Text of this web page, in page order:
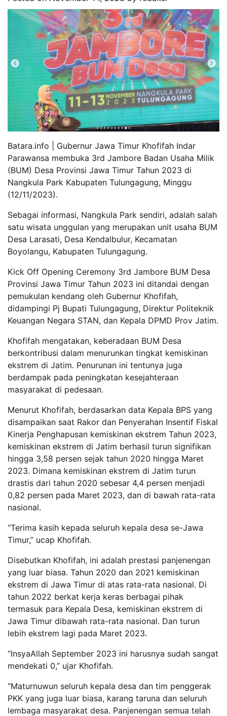
Batara.info | Gubernur Jawa Timur Khofifah Indar
Parawansa membuka 3rd Jambore Badan Usaha Milik
(BUM) Desa Provinsi Jawa Timur Tahun 2023 di
Nangkula Park Kabupaten Tulungagung, Minggu
(12/11/2023).
Sebagai informasi, Nangkula Park sendiri, adalah salah
satu wisata unggulan yang merupakan unit usaha BUM
Desa Larasati, Desa Kendalbulur, Kecamatan
Boyolangu, Kabupaten Tulungagung.
Kick Off Opening Ceremony 3rd Jambore BUM Desa
Provinsi Jawa Timur Tahun 2023 ini ditandai dengan
pemukulan kendang oleh Gubernur Khofifah,
didampingi Pj Bupati Tulungagung, Direktur Politeknik
Keuangan Negara STAN, dan Kepala DPMD Prov Jatim.
Khofifah mengatakan, keberadaan BUM Desa
berkontribusi dalam menurunkan tingkat kemiskinan
ekstrem di Jatim. Penurunan ini tentunya juga
berdampak pada peningkatan kesejahteraan
masyarakat di pedesaan.
Menurut Khofifah, berdasarkan data Kepala BPS yang
disampaikan saat Rakor dan Penyerahan Insentif Fiskal
Kinerja Penghapusan kemiskinan ekstrem Tahun 2023,
kemiskinan ekstrem di Jatim berhasil turun signifikan
hingga 3,58 persen sejak tahun 2020 hingga Maret
2023. Dimana kemiskinan ekstrem di Jatim turun
drastis dari tahun 2020 sebesar 4,4 persen menjadi
0,82 persen pada Maret 2023, dan di bawah rata-rata
nasional.
“Terima kasih kepada seluruh kepala desa se-Jawa
Timur,” ucap Khofifah.
Disebutkan Khofifah, ini adalah prestasi panjenengan
yang luar biasa. Tahun 2020 dan 2021 kemiskinan
ekstrem di Jawa Timur di atas rata-rata nasional. Di
tahun 2022 berkat kerja keras berbagai pihak
termasuk para Kepala Desa, kemiskinan ekstrem di
Jawa Timur dibawah rata-rata nasional. Dan turun
lebih ekstrem lagi pada Maret 2023.
“InsyaAllah September 2023 ini harusnya sudah sangat
mendekati 0,” ujar Khofifah.
“Maturnuwun seluruh kepala desa dan tim penggerak
PKK yang juga luar biasa, karang taruna dan seluruh
lembaga masyarakat desa. Panjenengan semua telah